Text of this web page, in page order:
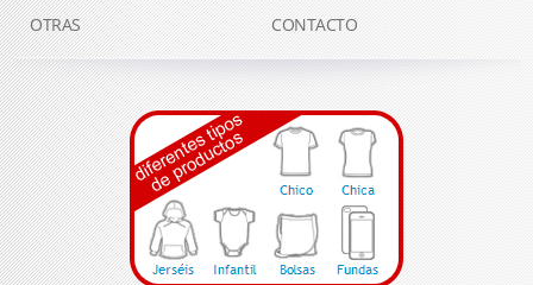
OTRAS
CONTACTO